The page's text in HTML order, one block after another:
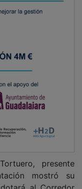
mostró su
al Corredor